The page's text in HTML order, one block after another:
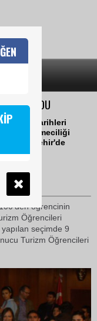
KURULDU
2010 tarihleri
Otel İşletmeciliği
Eskişehir'de
öğrencinin
Öğrencileri
seçimde 9
Turizm Öğrencileri